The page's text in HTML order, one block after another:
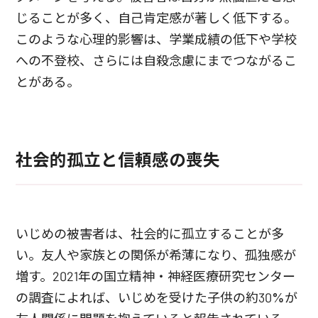
じることが多く、自己肯定感が著しく低下する。
このような心理的影響は、学業成績の低下や学校
への不登校、さらには自殺念慮にまでつながるこ
とがある。
社会的孤立と信頼感の喪失
いじめの被害者は、社会的に孤立することが多
い。友人や家族との関係が希薄になり、孤独感が
増す。2021年の国立精神・神経医療研究センター
の調査によれば、いじめを受けた子供の約30%が